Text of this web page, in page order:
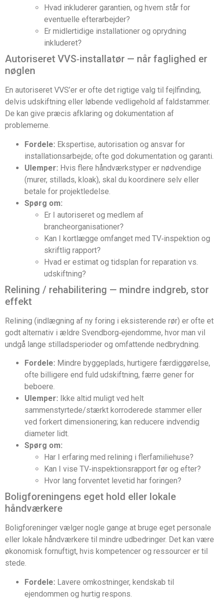
Hvad inkluderer garantien, og hvem står for
eventuelle efterarbejder?
Er midlertidige installationer og oprydning
inkluderet?
Autoriseret VVS‑installatør — når faglighed er
nøglen
En autoriseret VVS’er er ofte det rigtige valg til fejlfinding,
delvis udskiftning eller løbende vedligehold af faldstammer.
De kan give præcis afklaring og dokumentation af
problemerne.
Fordele: Ekspertise, autorisation og ansvar for
installationsarbejde; ofte god dokumentation og garanti.
Ulemper: Hvis flere håndværkstyper er nødvendige
(murer, stillads, kloak), skal du koordinere selv eller
betale for projektledelse.
Spørg om:
Er I autoriseret og medlem af
brancheorganisationer?
Kan I kortlægge omfanget med TV‑inspektion og
skriftlig rapport?
Hvad er estimat og tidsplan for reparation vs.
udskiftning?
Relining / rehabilitering — mindre indgreb, stor
effekt
Relining (indlægning af ny foring i eksisterende rør) er ofte et
godt alternativ i ældre Svendborg‑ejendomme, hvor man vil
undgå lange stilladsperioder og omfattende nedbrydning.
Fordele: Mindre byggeplads, hurtigere færdiggørelse,
ofte billigere end fuld udskiftning, færre gener for
beboere.
Ulemper: Ikke altid muligt ved helt
sammenstyrtede/stærkt korroderede stammer eller
ved forkert dimensionering; kan reducere indvendig
diameter lidt.
Spørg om:
Har I erfaring med relining i flerfamiliehuse?
Kan I vise TV‑inspektionsrapport før og efter?
Hvor lang forventet levetid har foringen?
Boligforeningens eget hold eller lokale
håndværkere
Boligforeninger vælger nogle gange at bruge eget personale
eller lokale håndværkere til mindre udbedringer. Det kan være
økonomisk fornuftigt, hvis kompetencer og ressourcer er til
stede.
Fordele: Lavere omkostninger, kendskab til
ejendommen og hurtig respons.